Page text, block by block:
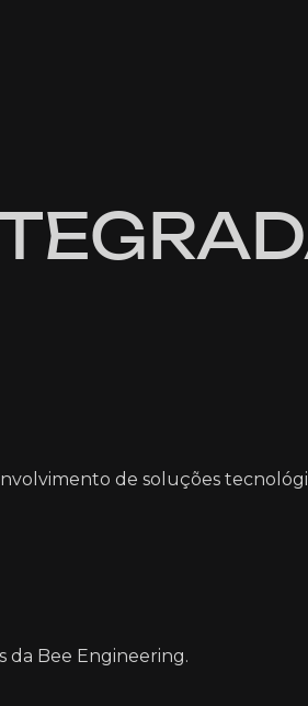
de soluções
da Bee Engineering.